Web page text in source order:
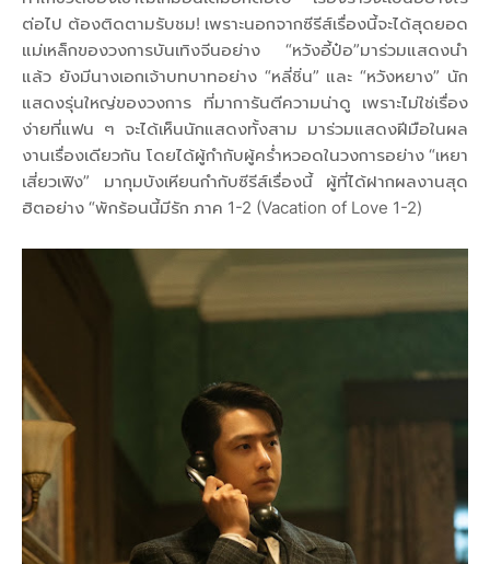
ต่อไป ต้องติดตามรับชม! เพราะนอกจากซีรีส์เรื่องนี้จะได้สุดยอด
แม่เหล็กของวงการบันเทิงจีนอย่าง “หวังอี้ป๋อ”มาร่วมแสดงนำ
แล้ว ยังมีนางเอกเจ้าบทบาทอย่าง “หลี่ชิ่น” และ “หวังหยาง” นัก
แสดงรุ่นใหญ่ของวงการ ที่มาการันตีความน่าดู เพราะไม่ใช่เรื่อง
ง่ายที่แฟน ๆ จะได้เห็นนักแสดงทั้งสาม มาร่วมแสดงฝีมือในผล
งานเรื่องเดียวกัน โดยได้ผู้กำกับผู้คร่ำหวอดในวงการอย่าง “เหยา
เสี่ยวเฟิง” มากุมบังเหียนกำกับซีรีส์เรื่องนี้ ผู้ที่ได้ฝากผลงานสุด
ฮิตอย่าง “พักร้อนนี้มีรัก ภาค 1-2 (Vacation of Love 1-2)